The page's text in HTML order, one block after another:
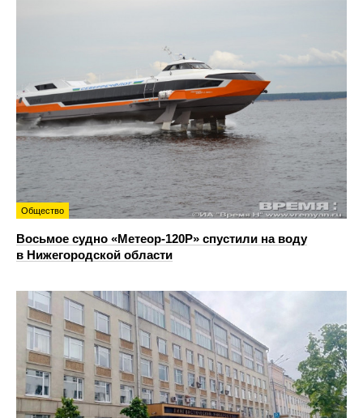
Общество
Восьмое судно «Метеор-120Р» спустили на воду
в Нижегородской области